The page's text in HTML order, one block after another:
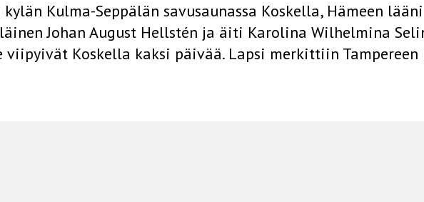
Kulma-Seppälän savusaunassa Koskella, Hämeen
Johan August Hellstén ja äiti Karolina Wilhelmina
Koskella kaksi päivää. Lapsi merkittiin